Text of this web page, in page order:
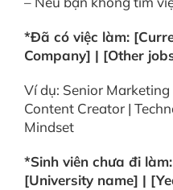
*Đã có việc làm:
Company] | [Other
Ví dụ: Senior
Content Creator |
Mindset
*Sinh viên chưa đi
[University name] |